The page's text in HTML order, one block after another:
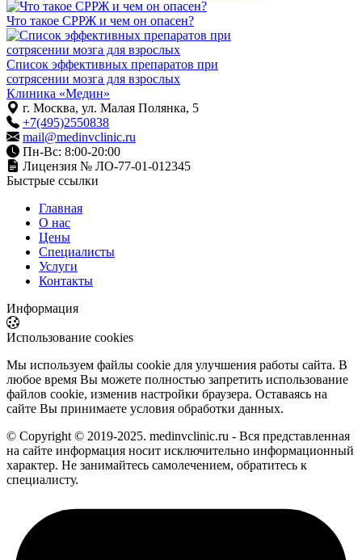
Что такое СРРЖ и чем он опасен?
Список эффективных препаратов при
сотрясении мозга для взрослых
Клиника «Медин»
г. Москва, ул. Малая Полянка, 5
+7(495)2550838
mail@medinvclinic.ru
Пн-Вс: 8:00-20:00
Лицензия № ЛО-77-01-012345
Быстрые ссылки
Главная
О нас
Цены
Специалисты
Услуги
Контакты
Информация
Использование cookies
Мы используем файлы cookie для улучшения работы сайта. В
любое время Вы можете полностью запретить использование
файлов cookie, изменив настройки браузера. Оставаясь на
сайте Вы принимаете условия обработки данных.
© Copyright © 2019-2025. medinvclinic.ru - Вся представленная
на сайте информация носит исключительно информационный
характер. Не занимайтесь самолечением, обратитесь к
специалисту.